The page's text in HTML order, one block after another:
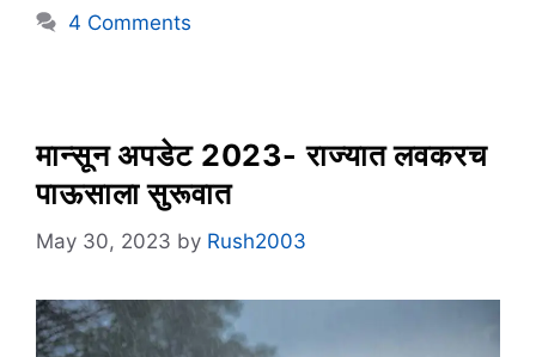
4 Comments
मान्सून अपडेट 2023- राज्यात लवकरच
पाऊसाला सुरूवात
May 30, 2023 by Rush2003